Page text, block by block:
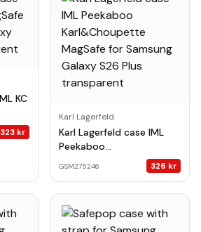
KC
Plus
323 kr
Karl Lagerfeld
Karl Lagerfeld case IML
Peekaboo
Karl&Choupette MagSafe
for Samsung Galaxy S26
GSM275246 326 kr